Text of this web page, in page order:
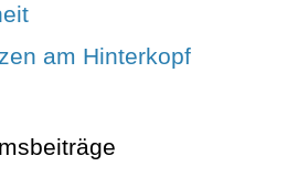
am Hinterkopf